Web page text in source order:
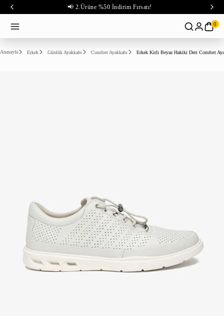
📢 2.Ürüne %50 İndirim Fırsatı!
0
Anasayfa Erkek Günlük Ayakkabı Comfort Ayakkabı Erkek Kirli Beyaz Hakiki Deri Comfort